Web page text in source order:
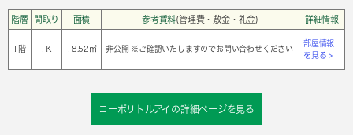
階層 間取り 面積 参考賃料(管理費・敷金・礼金) 詳細情報
1階 1Ｋ 18.52㎡ 非公開 ※ご確認いたしますのでお問い合わせください
部屋情報
を見る >
コーポリトルアイの詳細ページを見る